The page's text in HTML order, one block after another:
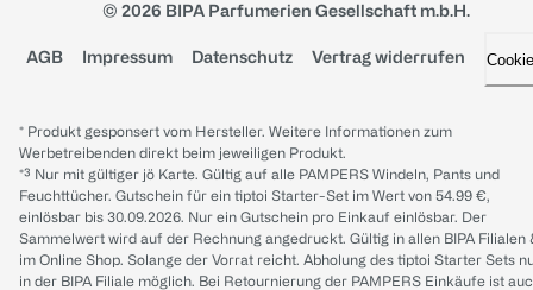
© 2026 BIPA Parfumerien Gesellschaft m.b.H.
AGB Impressum Datenschutz Vertrag widerrufen
* Produkt gesponsert vom Hersteller. Weitere Informationen zum
Werbetreibenden direkt beim jeweiligen Produkt.
*³ Nur mit gültiger jö Karte. Gültig auf alle PAMPERS Windeln, Pants und
Feuchttücher. Gutschein für ein tiptoi Starter-Set im Wert von 54.99 €,
einlösbar bis 30.09.2026. Nur ein Gutschein pro Einkauf einlösbar. Der
Sammelwert wird auf der Rechnung angedruckt. Gültig in allen BIPA Filialen
im Online Shop. Solange der Vorrat reicht. Abholung des tiptoi Starter Sets
in der BIPA Filiale möglich. Bei Retournierung der PAMPERS Einkäufe ist